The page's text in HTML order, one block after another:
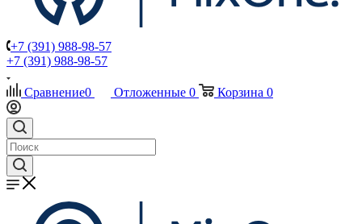
+7 (391) 988-98-57
+7 (391) 988-98-57
Сравнение0 Отложенные 0 Корзина 0